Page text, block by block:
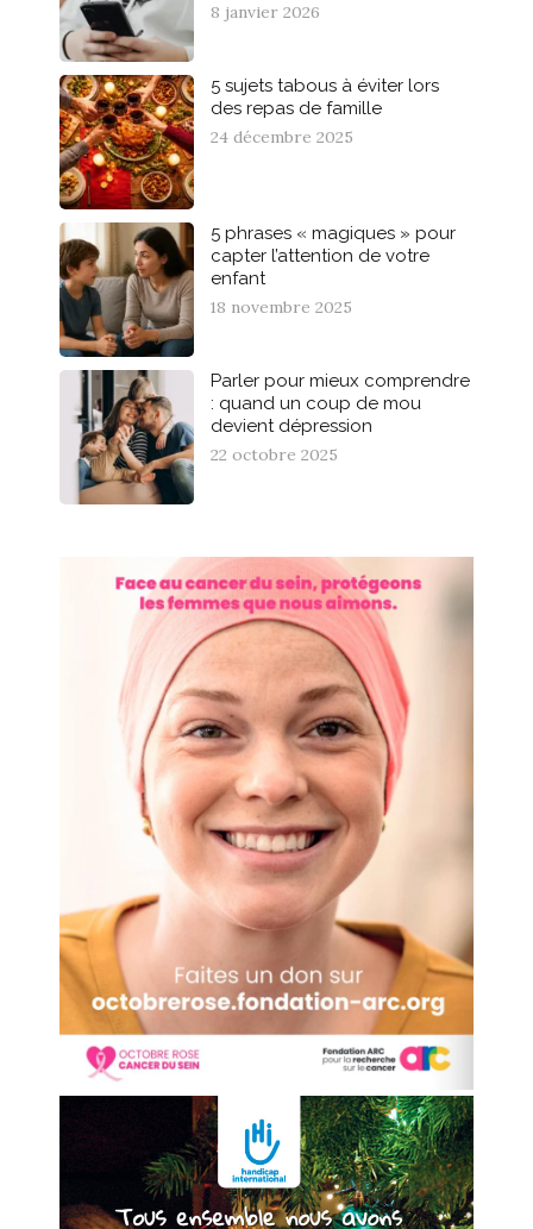
8 janvier 2026
5 sujets tabous à éviter lors
des repas de famille
24 décembre 2025
5 phrases « magiques » pour
capter l’attention de votre
enfant
18 novembre 2025
Parler pour mieux comprendre
: quand un coup de mou
devient dépression
22 octobre 2025